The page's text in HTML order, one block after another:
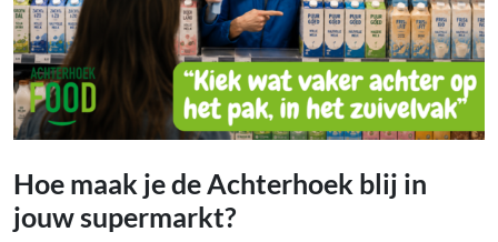
Hoe maak je de Achterhoek blij in
jouw supermarkt?